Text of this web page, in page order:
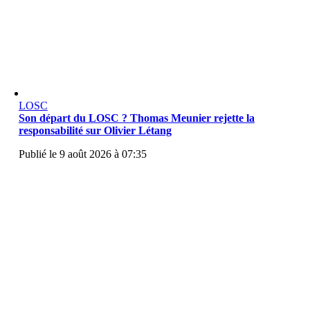
LOSC
Son départ du LOSC ? Thomas Meunier rejette la
responsabilité sur Olivier Létang
Publié le 9 août 2026 à 07:35